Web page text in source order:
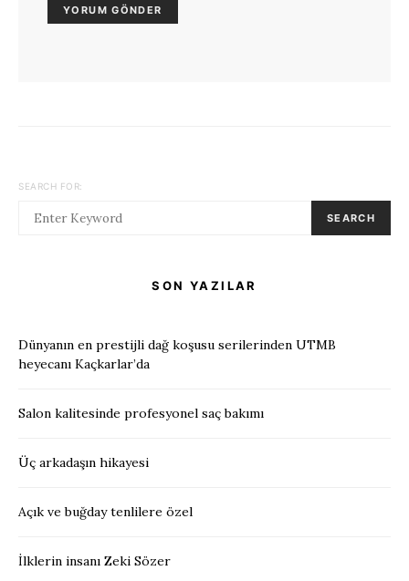
SEARCH FOR:
SEARCH
SON YAZILAR
Dünyanın en prestijli dağ koşusu serilerinden UTMB
heyecanı Kaçkarlar’da
Salon kalitesinde profesyonel saç bakımı
Üç arkadaşın hikayesi
Açık ve buğday tenlilere özel
İlklerin insanı Zeki Sözer